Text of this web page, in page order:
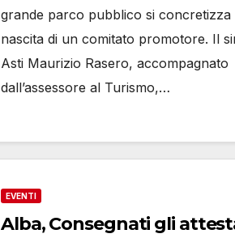
grande parco pubblico si concretizza
nascita di un comitato promotore. Il
Asti Maurizio Rasero, accompagnato
dall’assessore al Turismo,…
EVENTI
Alba, Consegnati gli